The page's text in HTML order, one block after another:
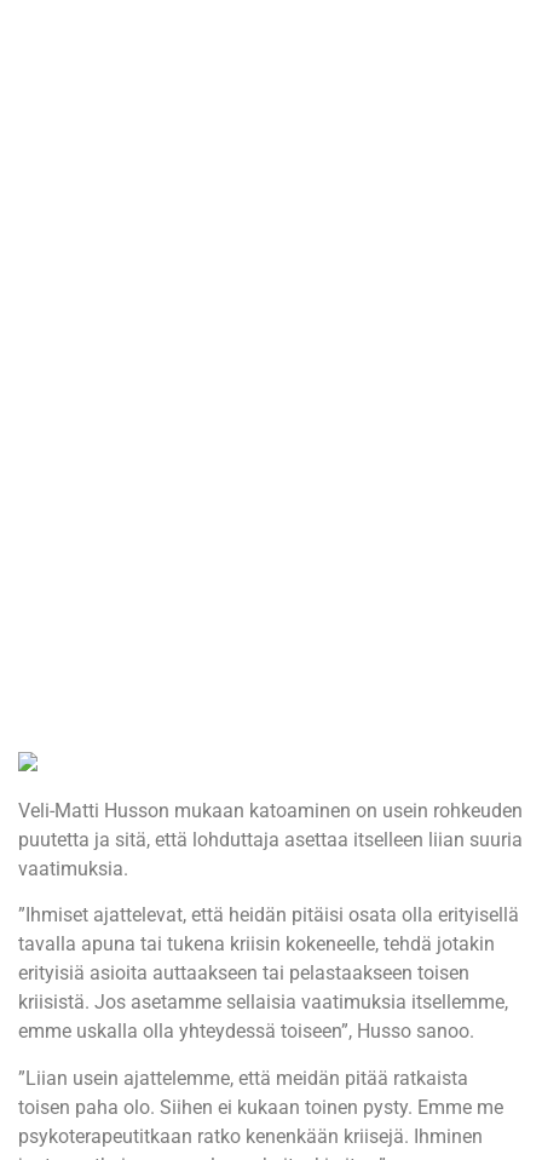
Veli-Matti Husson mukaan katoaminen on usein rohkeuden
puutetta ja sitä, että lohduttaja asettaa itselleen liian suuria
vaatimuksia.
”Ihmiset ajattelevat, että heidän pitäisi osata olla erityisellä
tavalla apuna tai tukena kriisin kokeneelle, tehdä jotakin
erityisiä asioita auttaakseen tai pelastaakseen toisen
kriisistä. Jos asetamme sellaisia vaatimuksia itsellemme,
emme uskalla olla yhteydessä toiseen”, Husso sanoo.
”Liian usein ajattelemme, että meidän pitää ratkaista
toisen paha olo. Siihen ei kukaan toinen pysty. Emme me
psykoterapeutitkaan ratko kenenkään kriisejä. Ihminen